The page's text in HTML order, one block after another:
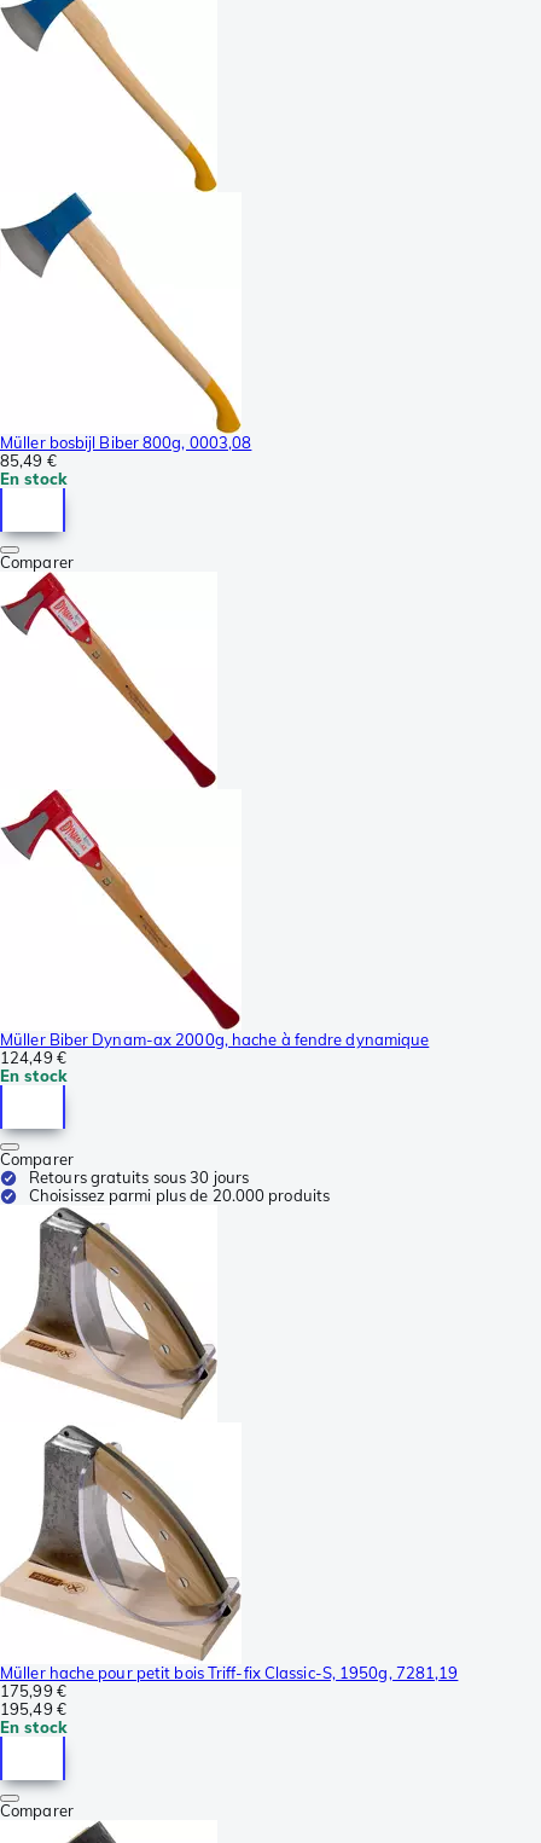
Müller bosbijl Biber 800g, 0003,08
85,49 €
En stock
Comparer
Müller Biber Dynam-ax 2000g, hache à fendre dynamique
124,49 €
En stock
Comparer
Retours gratuits sous 30 jours
Choisissez parmi plus de 20.000 produits
Müller hache pour petit bois Triff-fix Classic-S, 1950g, 7281,19
175,99 €
195,49 €
En stock
Comparer